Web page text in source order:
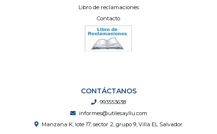
Libro de reclamaciones
Contacto
CONTÁCTANOS
993553638
informes@utilesayllu.com
Manzana K, lote 17, sector 2, grupo 9, Villa EL Salvador